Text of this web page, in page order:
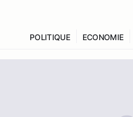
POLITIQUE ECONOMIE